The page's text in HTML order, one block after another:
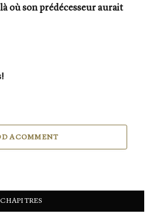
où son prédécesseur aurait
A COMMENT
CHAPITRES